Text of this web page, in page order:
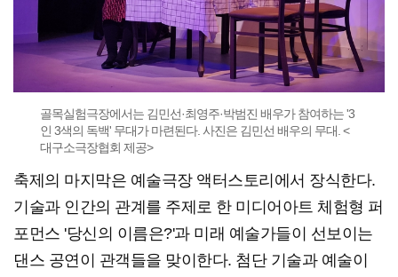
골목실험극장에서는 김민선·최영주·박범진 배우가 참여하는 '3
인 3색의 독백' 무대가 마련된다. 사진은 김민선 배우의 무대. <
대구소극장협회 제공>
축제의 마지막은 예술극장 액터스토리에서 장식한다.
기술과 인간의 관계를 주제로 한 미디어아트 체험형 퍼
포먼스 '당신의 이름은?'과 미래 예술가들이 선보이는
댄스 공연이 관객들을 맞이한다. 첨단 기술과 예술이